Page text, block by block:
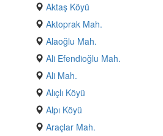
Aktaş Köyü
Aktoprak Mah.
Alaoğlu Mah.
Ali Efendioğlu Mah.
Ali Mah.
Alıçlı Köyü
Alpı Köyü
Araçlar Mah.